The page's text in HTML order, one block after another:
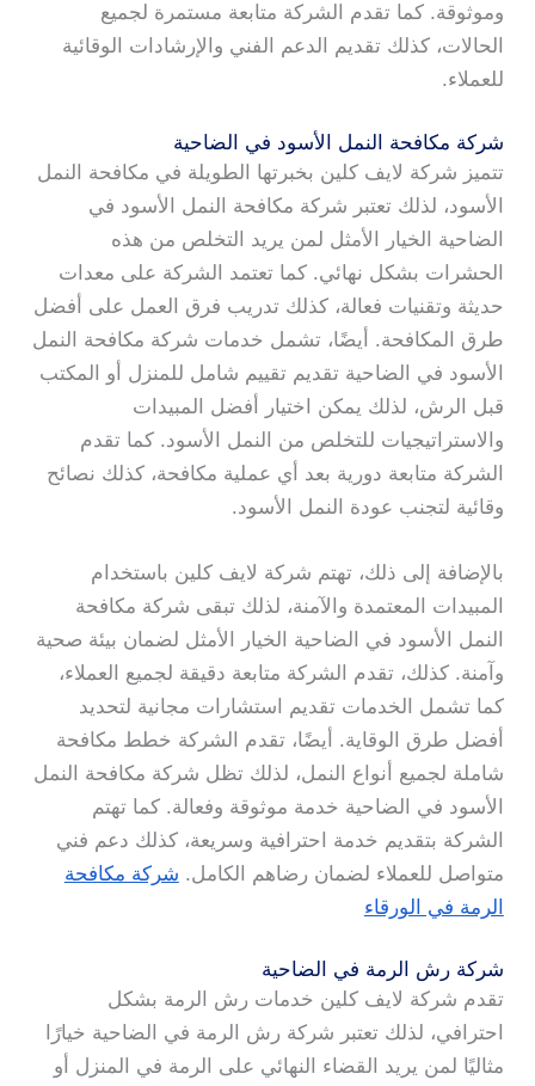
وموثوقة. كما تقدم الشركة متابعة مستمرة لجميع
الحالات، كذلك تقديم الدعم الفني والإرشادات الوقائية
للعملاء.
شركة مكافحة النمل الأسود في الضاحية
تتميز شركة لايف كلين بخبرتها الطويلة في مكافحة النمل
الأسود، لذلك تعتبر شركة مكافحة النمل الأسود في
الضاحية الخيار الأمثل لمن يريد التخلص من هذه
الحشرات بشكل نهائي. كما تعتمد الشركة على معدات
حديثة وتقنيات فعالة، كذلك تدريب فرق العمل على أفضل
طرق المكافحة. أيضًا، تشمل خدمات شركة مكافحة النمل
الأسود في الضاحية تقديم تقييم شامل للمنزل أو المكتب
قبل الرش، لذلك يمكن اختيار أفضل المبيدات
والاستراتيجيات للتخلص من النمل الأسود. كما تقدم
الشركة متابعة دورية بعد أي عملية مكافحة، كذلك نصائح
وقائية لتجنب عودة النمل الأسود.
بالإضافة إلى ذلك، تهتم شركة لايف كلين باستخدام
المبيدات المعتمدة والآمنة، لذلك تبقى شركة مكافحة
النمل الأسود في الضاحية الخيار الأمثل لضمان بيئة صحية
وآمنة. كذلك، تقدم الشركة متابعة دقيقة لجميع العملاء،
كما تشمل الخدمات تقديم استشارات مجانية لتحديد
أفضل طرق الوقاية. أيضًا، تقدم الشركة خطط مكافحة
شاملة لجميع أنواع النمل، لذلك تظل شركة مكافحة النمل
الأسود في الضاحية خدمة موثوقة وفعالة. كما تهتم
الشركة بتقديم خدمة احترافية وسريعة، كذلك دعم فني
متواصل للعملاء لضمان رضاهم الكامل. شركة مكافحة
الرمة في الورقاء
شركة رش الرمة في الضاحية
تقدم شركة لايف كلين خدمات رش الرمة بشكل
احترافي، لذلك تعتبر شركة رش الرمة في الضاحية خيارًا
مثاليًا لمن يريد القضاء النهائي على الرمة في المنزل أو